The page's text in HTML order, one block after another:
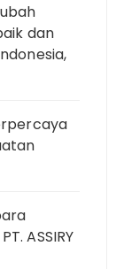
dan
ASSIRY